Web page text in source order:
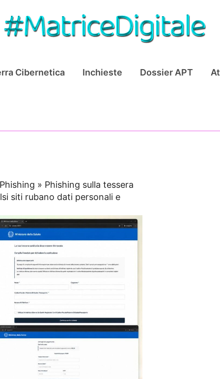
Cibernetica Inchieste Dossier APT
Phishing » Phishing sulla tessera
siti rubano dati personali e